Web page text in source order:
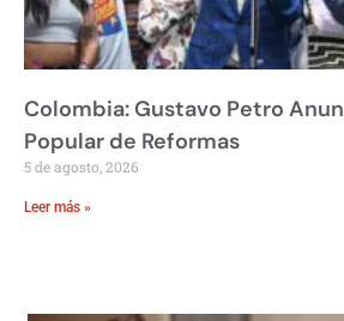
Colombia: Gustavo Petro
Popular de Reformas
5 de agosto, 2026
Leer más »